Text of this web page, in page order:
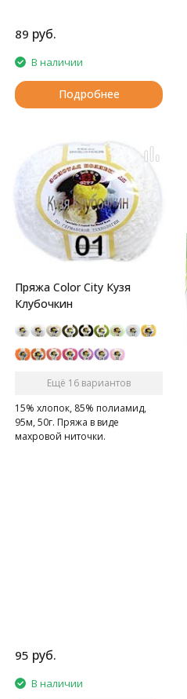
89 руб.
В наличии
Подробнее
Пряжа Color City Кузя
Клубочкин
Ещё 16 вариантов
15% хлопок, 85% полиамид,
95м, 50г. Пряжа в виде
махровой ниточки.
95 руб.
В наличии